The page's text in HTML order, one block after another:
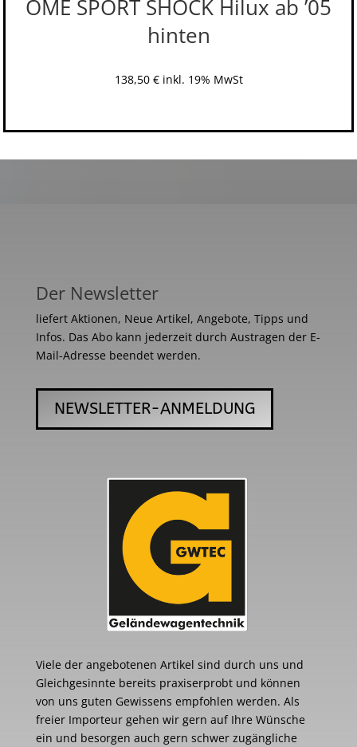
OME SPORT SHOCK Hilux ab ’05
hinten
138,50 € inkl. 19% MwSt
Der Newsletter
liefert Aktionen, Neue Artikel, Angebote, Tipps und
Infos. Das Abo kann jederzeit durch Austragen der E-
Mail-Adresse beendet werden.
NEWSLETTER-ANMELDUNG
Viele der angebotenen Artikel sind durch uns und
Gleichgesinnte bereits praxiserprobt und können
von uns guten Gewissens empfohlen werden. Als
freier Importeur gehen wir gern auf Ihre Wünsche
ein und besorgen auch gern schwer zugängliche